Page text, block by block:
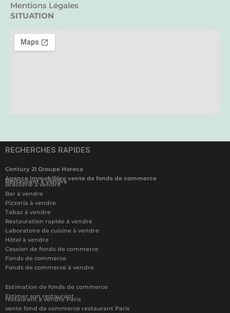
Mentions Légales
SITUATION
RECHERCHES RAPIDES
Century 21 Groupe Horeca
Agence Immobilière vente de fonds de commerce
Restaurant à vendre
Brasserie à vendre
Bar à vendre
Pizzeria à vendre
Tabac à vendre
Restauration rapide à vendre
Laboratoire de cuisine à vendre
Hôtel à vendre
Cession de fonds de commerce
Fonds de commerce
Fonds de commerce à vendre
Estimation de fonds de commerce
Estimer son restaurant
restaurant à vendre Paris
vente fond de commerce restaurant Paris